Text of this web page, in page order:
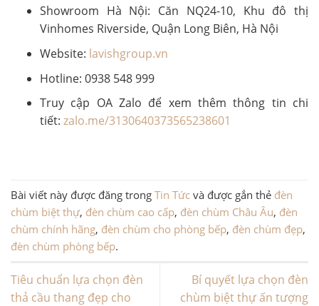
Showroom Hà Nội: Căn NQ24-10, Khu đô thị
Vinhomes Riverside, Quận Long Biên, Hà Nội
Website: lavishgroup.vn
Hotline: 0938 548 999
Truy cập OA Zalo để xem thêm thông tin chi
tiết: zalo.me/3130640373565238601
Bài viết này được đăng trong Tin Tức và được gắn thẻ đèn
chùm biệt thự, đèn chùm cao cấp, đèn chùm Châu Âu, đèn
chùm chính hãng, đèn chùm cho phòng bếp, đèn chùm đẹp,
đèn chùm phòng bếp.
Tiêu chuẩn lựa chọn đèn
thả cầu thang đẹp cho
Bí quyết lựa chọn đèn
chùm biệt thự ấn tượng